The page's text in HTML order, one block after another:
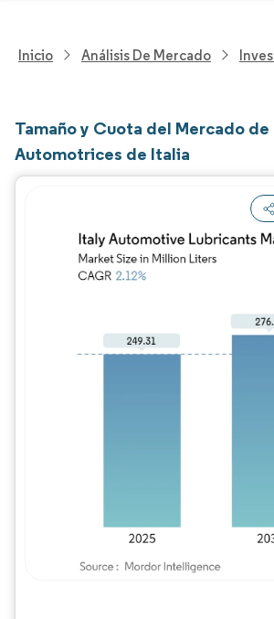
Inicio Análisis De Mercado
Tamaño y Cuota del Mercado
Automotrices de Italia